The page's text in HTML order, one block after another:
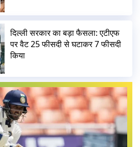
दिल्ली सरकार का बड़ा फैसला: एटीएफ
पर वैट 25 फीसदी से घटाकर 7 फीसदी
किया